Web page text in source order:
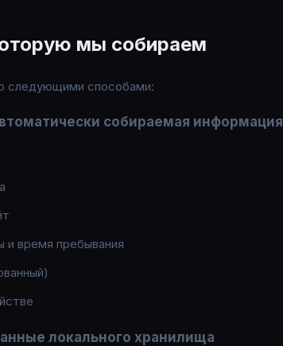
мы собираем
следующими способами:
собираемая информация
время пребывания
локального хранилища